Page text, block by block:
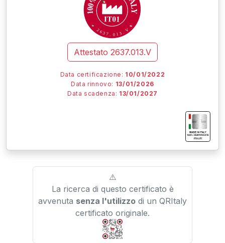
263 7 . 0 1 3 .V
Attestato 2637.013.V
Data certificazione: 10/01/2022
Data rinnovo: 13/01/2026
Data scadenza: 13/01/2027
IT01.IT/
⚠️
La ricerca di questo certificato è
avvenuta senza l'utilizzo di un QRItaly
certificato originale.